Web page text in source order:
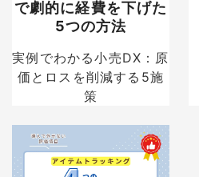
で劇的に経費を下げた
5つの方法
実例でわかる小売DX：原
価とロスを削減する5施
策